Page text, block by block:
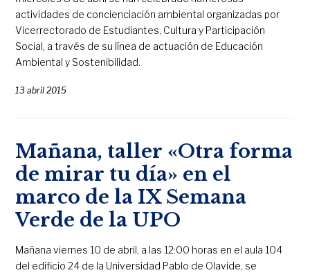
actividades de concienciación ambiental organizadas por
Vicerrectorado de Estudiantes, Cultura y Participación
Social, a través de su línea de actuación de Educación
Ambiental y Sostenibilidad.
13 abril 2015
Mañana, taller «Otra forma
de mirar tu día» en el
marco de la IX Semana
Verde de la UPO
Mañana viernes 10 de abril, a las 12:00 horas en el aula 104
del edificio 24 de la Universidad Pablo de Olavide, se